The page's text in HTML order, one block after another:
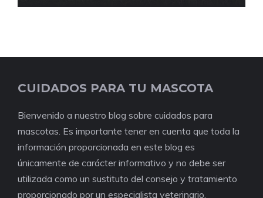
CUIDADOS PARA TU MASCOTA
Bienvenido a nuestro blog sobre cuidados para
mascotas. Es importante tener en cuenta que toda la
información proporcionada en este blog es
únicamente de carácter informativo y no debe ser
utilizada como un sustituto del consejo y tratamiento
proporcionado por un especialista veterinario.